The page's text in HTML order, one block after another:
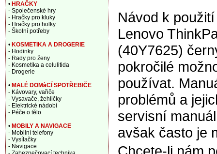
Návod k
Lenovo
(40Y7625)
pokročilé
používat.
problémů a
servisní
avšak často je
• HRAČKY
- Společenské hry
- Hračky pro kluky
- Hračky pro holky
- Školní potřeby
• KOSMETIKA A DROGERIE
- Hodinky
- Rady pro ženy
- Kosmetika a celulitida
- Drogerie
• MALÉ DOMàCÍ SPOTŘEBIČE
- Kávovary, vařiče
- Vysavače, žehličky
- Elektrické nádobí
- Péče o tělo
• MOBILY A NAVIGACE
- Mobilní telefony
- Vysílačky
- Navigace